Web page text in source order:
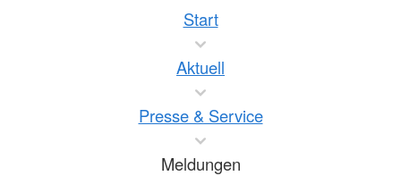
Start
Aktuell
Presse & Service
Meldungen